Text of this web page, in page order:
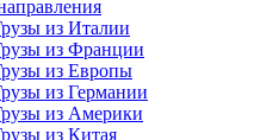
из Италии
из Франции
из Европы
из Германии
из Америки
из Китая